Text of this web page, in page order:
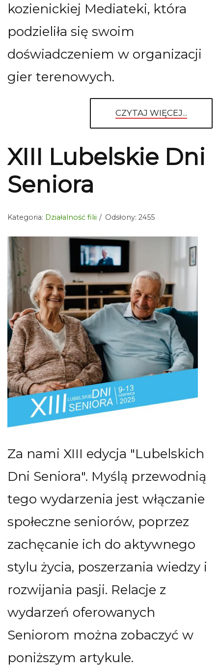
kozienickiej Mediateki, która
podzieliła się swoim
doświadczeniem w organizacji
gier terenowych.
CZYTAJ WIĘCEJ...
XIII Lubelskie Dni
Seniora
Kategoria: Działalność filii Odsłony: 2455
Za nami XIII edycja "Lubelskich
Dni Seniora". Myślą przewodnią
tego wydarzenia jest włączanie
społeczne seniorów, poprzez
zachęcanie ich do aktywnego
stylu życia, poszerzania wiedzy i
rozwijania pasji. Relacje z
wydarzeń oferowanych
Seniorom można zobaczyć w
poniższym artykule.